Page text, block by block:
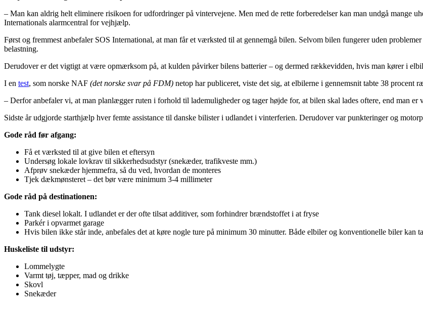
– Man kan aldrig helt eliminere risikoen for udfordringer på vintervejene. Men med de rette forberedelser kan man undgå mange
Internationals alarmcentral for vejhjælp.
Først og fremmest anbefaler SOS International, at man får et værksted til at gennemgå bilen. Selvom bilen fungerer uden
belastning.
Derudover er det vigtigt at være opmærksom på, at kulden påvirker bilens batterier – og dermed rækkevidden, hvis man kører i
I en test, som norske NAF (det norske svar på FDM) netop har publiceret, viste det sig, at elbilerne i gennemsnit tabte 38 procent
– Derfor anbefaler vi, at man planlægger ruten i forhold til lademuligheder og tager højde for, at bilen skal lades oftere, end man er
Sidste år udgjorde starthjælp hver femte assistance til danske bilister i udlandet i vinterferien. Derudover var punkteringer og
Gode råd før afgang:
Få et værksted til at give bilen et eftersyn
Undersøg lokale lovkrav til sikkerhedsudstyr (snekæder, trafikveste mm.)
Afprøv snekæder hjemmefra, så du ved, hvordan de monteres
Tjek dækmønsteret – det bør være minimum 3-4 millimeter
Gode råd på destinationen:
Tank diesel lokalt. I udlandet er der ofte tilsat additiver, som forhindrer brændstoffet i at fryse
Parkér i opvarmet garage
Hvis bilen ikke står inde, anbefales det at køre nogle ture på minimum 30 minutter. Både elbiler og konventionelle biler kan
Huskeliste til udstyr:
Lommelygte
Varmt tøj, tæpper, mad og drikke
Skovl
Snekæder